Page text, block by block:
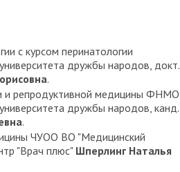
с курсом перинатологии
дружбы народов, докт.
.
и репродуктивной медицины ФНМО
дружбы народов, канд.
.
ЧУОО ВО "Медицинский
"Врач плюс"Шперлинг Наталья